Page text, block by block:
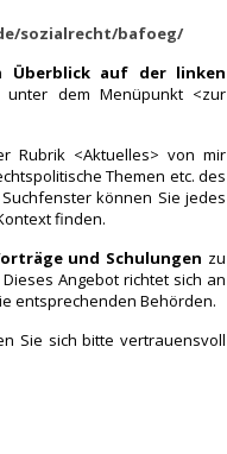
sozialrecht/bafoeg/
Überblick auf der linken
dem Menüpunkt <zur
Rubrik <Aktuelles> von mir
Themen etc. des
können Sie jedes
finden.
und Schulungen zu
Angebot richtet sich an
entsprechenden Behörden.
Sie sich bitte vertrauensvoll